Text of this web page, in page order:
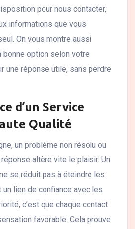
pour nous contacter,
informations que vous
On vous montre aussi
bonne option selon votre
une réponse utile, sans perdre
d’un Service
Qualité
un problème non résolu ou
altère vite le plaisir. Un
se réduit pas à éteindre les
lien de confiance avec les
c’est que chaque contact
favorable. Cela prouve